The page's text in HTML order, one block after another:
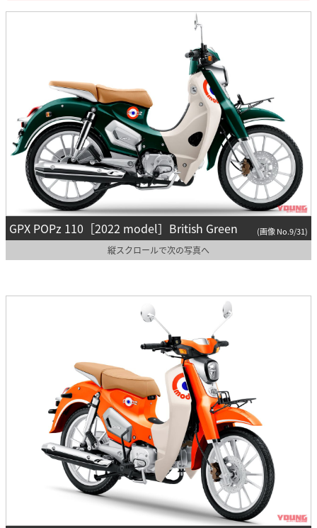
GPX POPz 110［2022 model］British Green (画像 No.9/31)
縦スクロールで次の写真へ